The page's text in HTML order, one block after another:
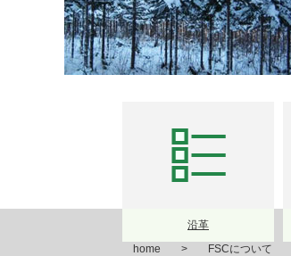
沿革
home
FSCについて